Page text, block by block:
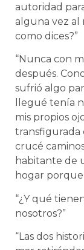
autoridad
alguna vez al
como dices?”
“Nunca con
después.
sufrió algo
llegué tenía
mis propios
transfigurada
crucé
habitante de
hogar
“¿Y qué
nosotros?”
“Las dos